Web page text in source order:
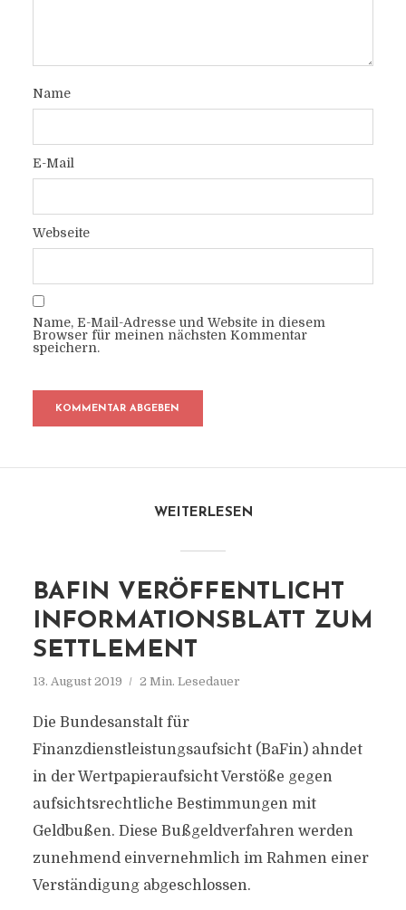
Name
E-Mail
Webseite
Name, E-Mail-Adresse und Website in diesem
Browser für meinen nächsten Kommentar
speichern.
WEITERLESEN
BAFIN VERÖFFENTLICHT
INFORMATIONSBLATT ZUM
SETTLEMENT
13. August 2019 2 Min. Lesedauer
Die Bundesanstalt für
Finanzdienstleistungsaufsicht (BaFin) ahndet
in der Wertpapieraufsicht Verstöße gegen
aufsichtsrechtliche Bestimmungen mit
Geldbußen. Diese Bußgeldverfahren werden
zunehmend einvernehmlich im Rahmen einer
Verständigung abgeschlossen.